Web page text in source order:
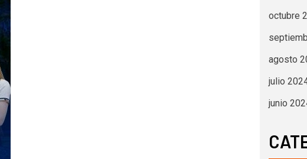
octubre
agosto
julio
junio